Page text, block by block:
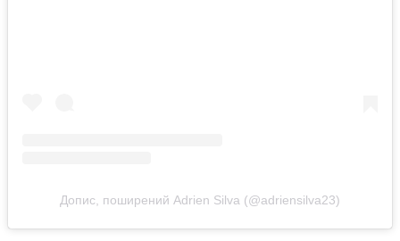
Допис, поширений Adrien Silva (@adriensilva23)